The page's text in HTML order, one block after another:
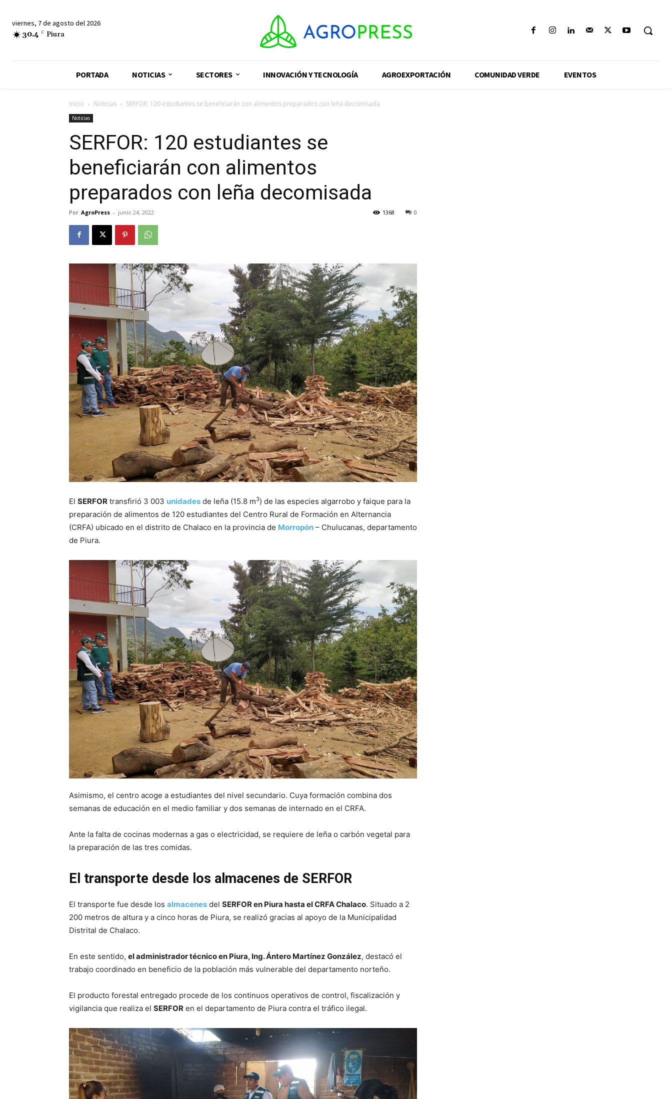
viernes, 7 de agosto del 2026
30.4 C Piura
PORTADA NOTICIAS SECTORES INNOVACIÓN Y TECNOLOGÍA AGROEXPORTACIÓN COMUNIDAD VERDE EVENTOS
Inicio Noticias SERFOR: 120 estudiantes se beneficiarán con alimentos preparados con leña decomisada
Noticias
SERFOR: 120 estudiantes se
beneficiarán con alimentos
preparados con leña decomisada
Por AgroPress - junio 24, 2022 0
1368
El SERFOR transfirió 3 003 unidades de leña (15.8 m3) de las especies algarrobo y faique para la
preparación de alimentos de 120 estudiantes del Centro Rural de Formación en Alternancia
(CRFA) ubicado en el distrito de Chalaco en la provincia de Morropón – Chulucanas, departamento
de Piura.
Asimismo, el centro acoge a estudiantes del nivel secundario. Cuya formación combina dos
semanas de educación en el medio familiar y dos semanas de internado en el CRFA.
Ante la falta de cocinas modernas a gas o electricidad, se requiere de leña o carbón vegetal para
la preparación de las tres comidas.
El transporte desde los almacenes de SERFOR
El transporte fue desde los almacenes del SERFOR en Piura hasta el CRFA Chalaco. Situado a 2
200 metros de altura y a cinco horas de Piura, se realizó gracias al apoyo de la Municipalidad
Distrital de Chalaco.
En este sentido, el administrador técnico en Piura, Ing. Ántero Martínez González, destacó el
trabajo coordinado en beneficio de la población más vulnerable del departamento norteño.
El producto forestal entregado procede de los continuos operativos de control, fiscalización y
vigilancia que realiza el SERFOR en el departamento de Piura contra el tráfico ilegal.